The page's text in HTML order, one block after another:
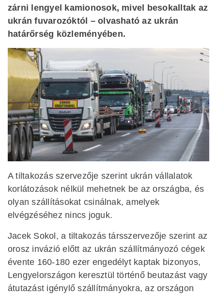
zárni lengyel kamionosok, mivel besokalltak az
ukrán fuvarozóktól – olvasható az ukrán
határőrség közleményében.
A tiltakozás szervezője szerint ukrán vállalatok
korlátozások nélkül mehetnek be az országba, és
olyan szállításokat csinálnak, amelyek
elvégzéséhez nincs joguk.
Jacek Sokol, a tiltakozás társszervezője szerint az
orosz invázió előtt az ukrán szállítmányozó cégek
évente 160-180 ezer engedélyt kaptak bizonyos,
Lengyelországon keresztül történő beutazást vagy
átutazást igénylő szállítmányokra, az országon